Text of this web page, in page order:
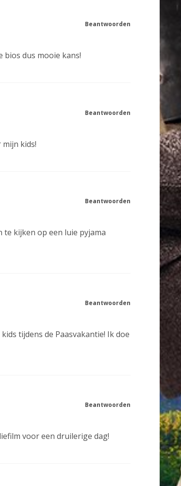
bios dus mooie kans!
Beantwoorden
kids!
Beantwoorden
te kijken op een luie pyjama
Beantwoorden
tijdens de Paasvakantie! Ik doe
Beantwoorden
voor een druilerige dag!
Beantwoorden